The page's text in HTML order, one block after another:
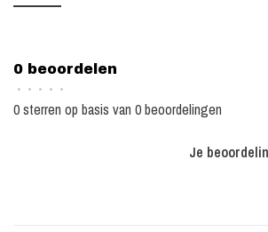
0 beoordelen
• • • • •
0 sterren op basis van 0 beoordelingen
Je